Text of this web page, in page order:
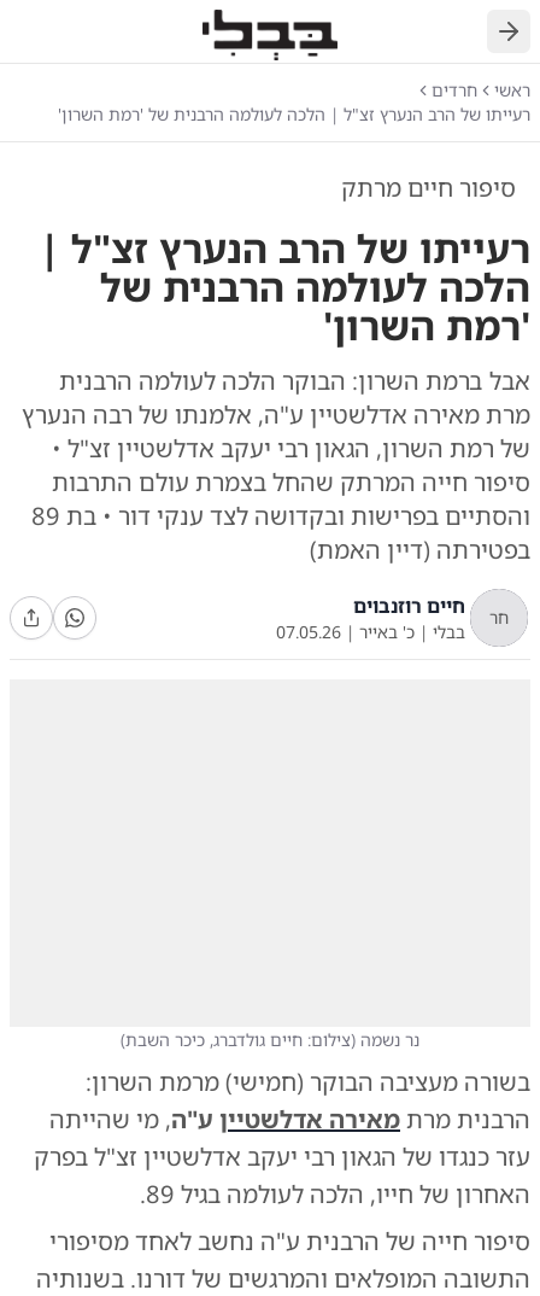
חזרה
ראשי
חרדים
רעייתו של הרב הנערץ זצ"ל | הלכה לעולמה הרבנית של 'רמת השרון'
סיפור חיים מרתק
רעייתו של הרב הנערץ זצ"ל |
הלכה לעולמה הרבנית של
'רמת השרון'
אבל ברמת השרון: הבוקר הלכה לעולמה הרבנית
מרת מאירה אדלשטיין ע"ה, אלמנתו של רבה הנערץ
של רמת השרון, הגאון רבי יעקב אדלשטיין זצ"ל •
סיפור חייה המרתק שהחל בצמרת עולם התרבות
והסתיים בפרישות ובקדושה לצד ענקי דור • בת 89
בפטירתה (דיין האמת)
חר חיים רוזנבוים
בבלי | כ' באייר |
07.05.26
נר נשמה (צילום: חיים גולדברג, כיכר השבת)
בשורה מעציבה הבוקר (חמישי) מרמת השרון:
הרבנית מרתמאירה אדלשטיין ע"ה, מי שהייתה
עזר כנגדו של הגאון רבי יעקב אדלשטיין זצ"ל בפרק
האחרון של חייו, הלכה לעולמה בגיל 89.
סיפור חייה של הרבנית ע"ה נחשב לאחד מסיפורי
התשובה המופלאים והמרגשים של דורנו. בשנותיה